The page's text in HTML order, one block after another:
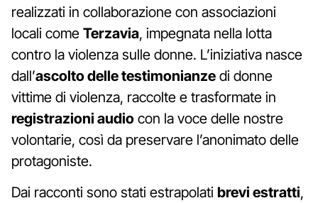
realizzati in collaborazione con associazioni
locali come Terzavia, impegnata nella lotta
contro la violenza sulle donne. L’iniziativa nasce
dall’ascolto delle testimonianze di donne
vittime di violenza, raccolte e trasformate in
registrazioni audio con la voce delle nostre
volontarie, così da preservare l’anonimato delle
protagoniste.
Dai racconti sono stati estrapolati brevi estratti,